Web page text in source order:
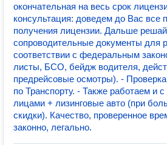
окончательная на весь срок
консультация: доведем до Вас
получения лицензии. Дальше
сопроводительные документы для
соответствии с федеральным
листы, БСО, бейдж водителя,
предрейсовые осмотры). -
по Транспорту. - Также работаем и
лицами + лизинговые авто (при
скидки). Качество, проверенное
законно, легально.